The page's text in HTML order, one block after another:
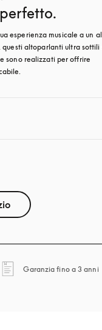
esperienza musicale a un
altoparlanti ultra sottili
sono realizzati per offrire
Garanzia fino a 3 anni